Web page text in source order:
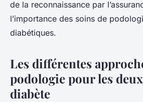
de la reconnaissance par
l’importance des soins de
diabétiques.
Les différentes
podologie pour les
diabète